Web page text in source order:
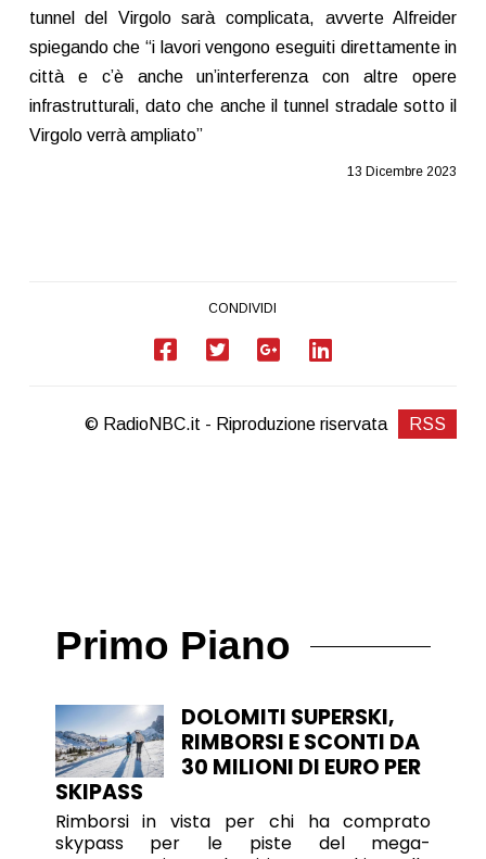
tunnel del Virgolo sarà complicata, avverte Alfreider
spiegando che “i lavori vengono eseguiti direttamente in
città e c’è anche un’interferenza con altre opere
infrastrutturali, dato che anche il tunnel stradale sotto il
Virgolo verrà ampliato”
13 Dicembre 2023
CONDIVIDI
© RadioNBC.it - Riproduzione riservata RSS
Primo Piano
DOLOMITI SUPERSKI,
RIMBORSI E SCONTI DA
30 MILIONI DI EURO PER
SKIPASS
Rimborsi in vista per chi ha comprato
skypass per le piste del mega-